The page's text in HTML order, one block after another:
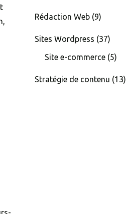
Rédaction Web(9)
Sites Wordpress (37)
Site e-commerce(5)
Stratégie de contenu (13)